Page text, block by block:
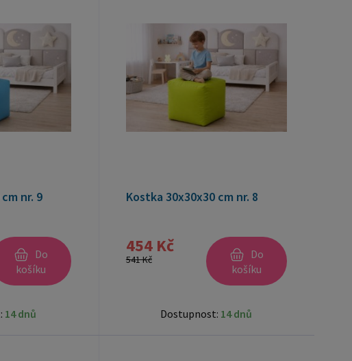
nr. 9
Do
košíku
14 dnů
Kostka 30x30x30 cm nr. 8
454 Kč
541 Kč
Do
košíku
Dostupnost: 14 dnů